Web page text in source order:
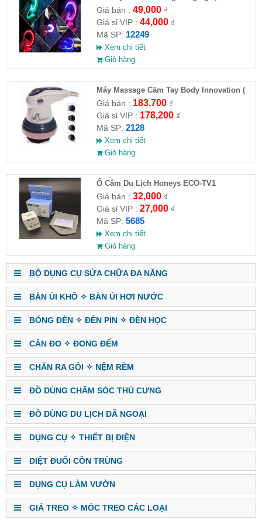
chiều tự động bay về
Giá bán : 49,000₫
Giá sỉ VIP : 44,000₫
Mã SP: 12249
Xem chi tiết
Giỏ hàng
Máy Massage Cầm Tay Body Innovation (
HĐ )
Giá bán : 183,700₫
Giá sỉ VIP : 178,200₫
Mã SP: 2128
Xem chi tiết
Giỏ hàng
Ổ Cắm Du Lịch Honeys ECO-TV1
Giá bán : 32,000₫
Giá sỉ VIP : 27,000₫
Mã SP: 5685
Xem chi tiết
Giỏ hàng
BỘ DỤNG CỤ SỬA CHỮA ĐA NĂNG
BÀN ỦI KHÔ ✧ BÀN ỦI HƠI NƯỚC
BÓNG ĐÈN ✧ ĐÈN PIN ✧ ĐÈN HỌC
CÂN ĐO ✧ ĐONG ĐẾM
CHĂN RA GỐI ✧ NỆM RÈM
ĐỒ DÙNG CHĂM SÓC THÚ CƯNG
ĐỒ DÙNG DU LỊCH DÃ NGOẠI
DỤNG CỤ ✧ THIẾT BỊ ĐIỆN
DIỆT ĐUỔI CÔN TRÙNG
DỤNG CỤ LÀM VƯỜN
GIÁ TREO ✧ MÓC TREO CÁC LOẠI